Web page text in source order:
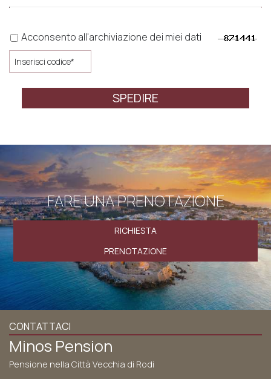
Acconsento all'archiviazione dei miei dati
SPEDIRE
FARE UNA PRENOTAZIONE
RICHIESTA
PRENOTAZIONE
CONTATTACI
Minos Pension
Pensione nella Città Vecchia di Rodi